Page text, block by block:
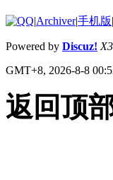
|Archiver|手机版|
Powered by Discuz!
GMT+8, 2026-8-8
返回顶